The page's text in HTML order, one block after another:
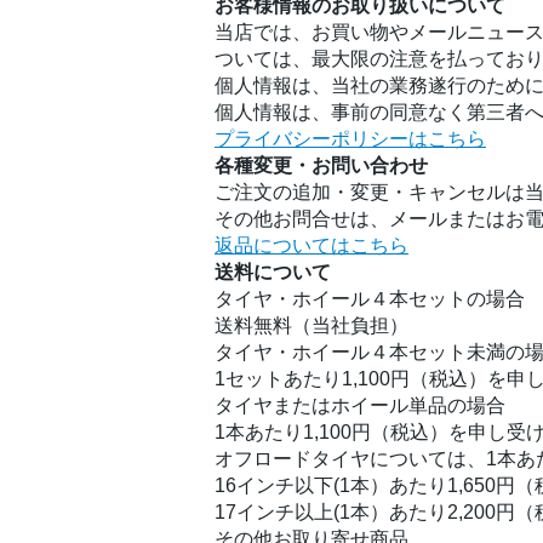
お客様情報のお取り扱いについて
当店では、お買い物やメールニュー
ついては、最大限の注意を払ってお
個人情報は、当社の業務遂行のため
個人情報は、事前の同意なく第三者
プライバシーポリシーはこちら
各種変更・お問い合わせ
ご注文の追加・変更・キャンセルは
その他お問合せは、メールまたはお
返品についてはこちら
送料について
タイヤ・ホイール４本セットの場合
送料無料（当社負担）
タイヤ・ホイール４本セット未満の
1セットあたり1,100円（税込）を申
タイヤまたはホイール単品の場合
1本あたり1,100円（税込）を申し受
オフロードタイヤについては、1本
16インチ以下(1本）あたり1,650円（
17インチ以上(1本）あたり2,200円（
その他お取り寄せ商品